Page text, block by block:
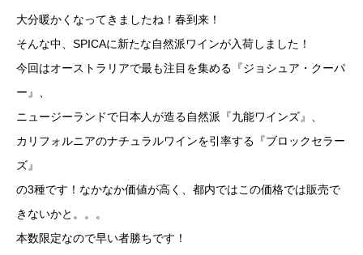
大分暖かくなってきましたね！春到来！
そんな中、SPICAに新たな自然派ワインが入荷しました！
今回はオーストラリアで最も注目を集める『ジョシュア・クーパ
ー』、
ニュージーランドで日本人が造る自然派『九能ワインズ』、
カリフォルニアのナチュラルワインを引率する『ブロックセラー
ズ』
の3種です！なかなか価値が高く、都内ではこの価格では販売で
きないかと。。。
本数限定なので早い者勝ちです！